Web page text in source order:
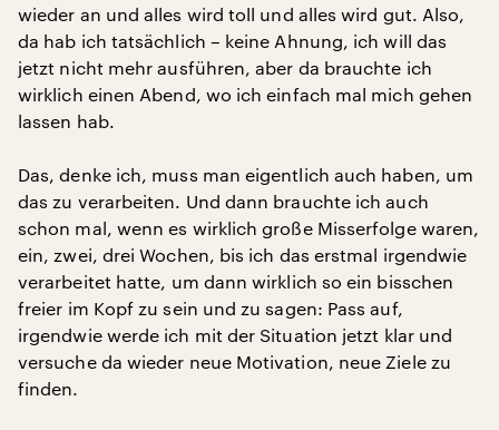
wieder an und alles wird toll und alles wird gut. Also,
da hab ich tatsächlich – keine Ahnung, ich will das
jetzt nicht mehr ausführen, aber da brauchte ich
wirklich einen Abend, wo ich einfach mal mich gehen
lassen hab.
Das, denke ich, muss man eigentlich auch haben, um
das zu verarbeiten. Und dann brauchte ich auch
schon mal, wenn es wirklich große Misserfolge waren,
ein, zwei, drei Wochen, bis ich das erstmal irgendwie
verarbeitet hatte, um dann wirklich so ein bisschen
freier im Kopf zu sein und zu sagen: Pass auf,
irgendwie werde ich mit der Situation jetzt klar und
versuche da wieder neue Motivation, neue Ziele zu
finden.